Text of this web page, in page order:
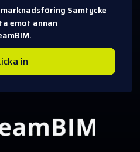
Samtycke
emot annan
in